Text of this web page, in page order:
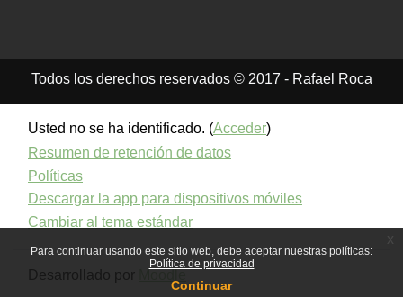
Para continuar usando este sitio web, debe aceptar nuestras políticas:
Política de privacidad
Continuar
Todos los derechos reservados © 2017 - Rafael Roca
Usted no se ha identificado. (Acceder)
Resumen de retención de datos
Políticas
Descargar la app para dispositivos móviles
Cambiar al tema estándar
Desarrollado por